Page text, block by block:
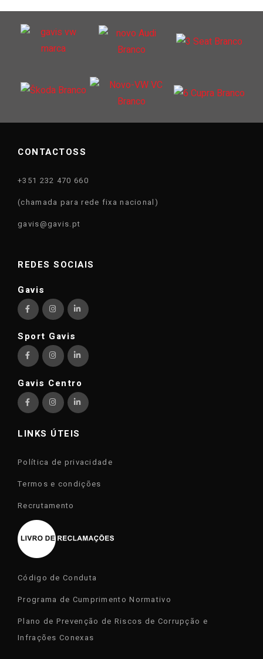
CONTACTOSS
+351 232 470 660
(chamada para rede fixa nacional)
gavis@gavis.pt
REDES SOCIAIS
Gavis
Sport Gavis
Gavis Centro
LINKS ÚTEIS
Política de privacidade
Termos e condições
Recrutamento
Código de Conduta
Programa de Cumprimento Normativo
Plano de Prevenção de Riscos de Corrupção e
Infrações Conexas